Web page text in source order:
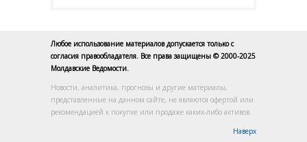
Любое использование материалов допускается только с
согласия правообладателя. Все права защищены © 2000-2025
Молдавские Ведомости.
Новости, аналитика, прогнозы и другие материалы,
представленные на данном сайте, не являются офертой или
рекомендацией к покупке или продаже каких-либо активов.
Наверх